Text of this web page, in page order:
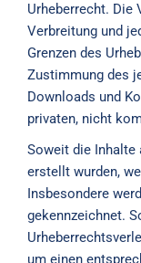
Urheberrecht. Die
Verbreitung und
Grenzen des
Zustimmung des
Downloads und
privaten, nicht
Soweit die Inhalte
erstellt wurden,
Insbesondere
gekennzeichnet.
um einen